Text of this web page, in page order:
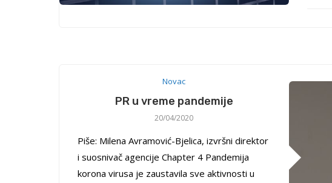
Novac
PR u vreme pandemije
20/04/2020
Piše: Milena Avramović-Bjelica, izvršni direktor
i suosnivač agencije Chapter 4 Pandemija
korona virusa je zaustavila sve aktivnosti u